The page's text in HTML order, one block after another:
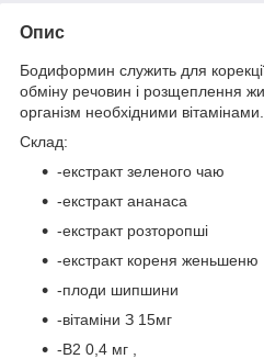
Опис
Бодиформин служить для
обміну речовин і розщеплення
організм необхідними вітамінами.
Склад:
-екстракт зеленого чаю
-екстракт ананаса
-екстракт розторопші
-екстракт кореня женьшеню
-плоди шипшини
-вітаміни З 15мг
-В2 0,4 мг ,